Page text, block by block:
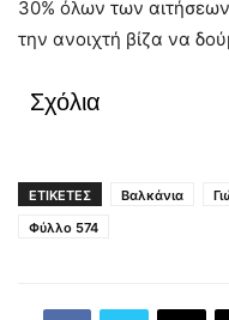
30% όλων των
την ανοιχτή βίζα να
Σχόλια
ΕΤΙΚΕΤΕΣ Βαλκάνια
Φύλλο 574